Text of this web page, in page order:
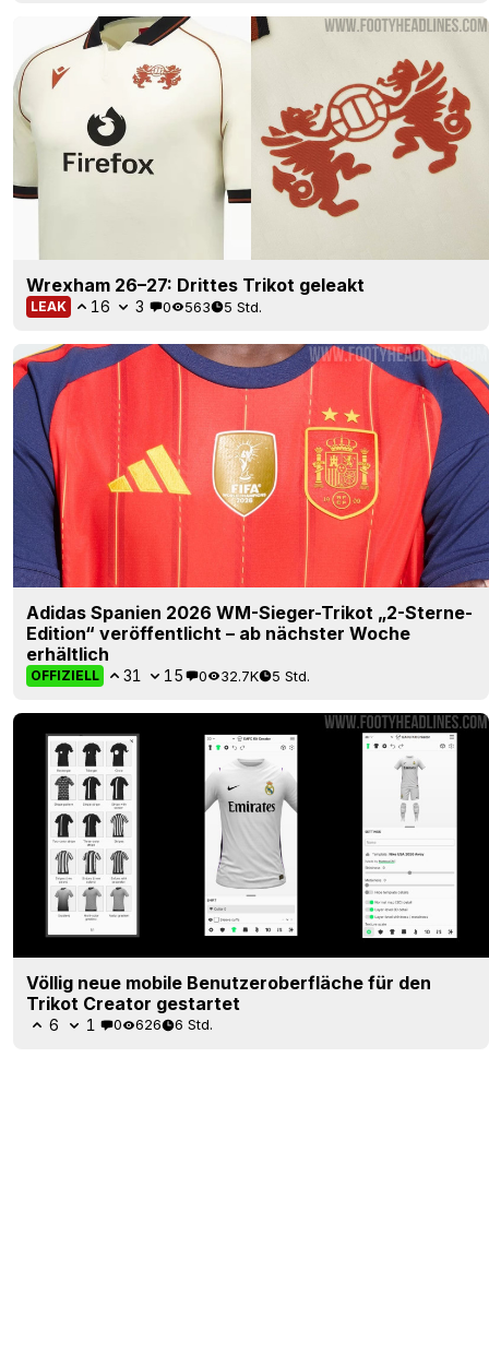
Wrexham 26–27: Drittes Trikot geleakt
LEAK 16 3 0 563 5 Std.
Adidas Spanien 2026 WM-Sieger-Trikot „2-Sterne-
Edition“ veröffentlicht – ab nächster Woche
erhältlich
OFFIZIELL 31 15 0 32.7K 5 Std.
Völlig neue mobile Benutzeroberfläche für den
Trikot Creator gestartet
6 1 0 626 6 Std.